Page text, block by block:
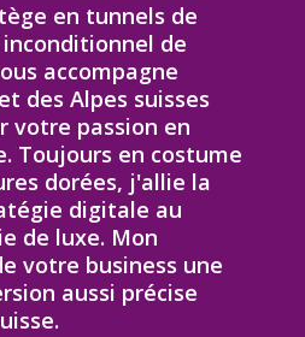
en tunnels de
de
accompagne
des Alpes suisses
votre passion en
Toujours en costume
dorées, j'allie la
digitale au
de luxe. Mon
votre business une
aussi précise